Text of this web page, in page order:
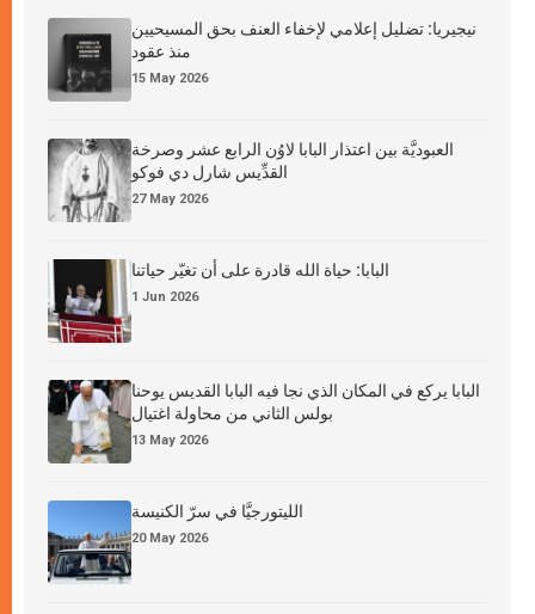
نيجيريا: تضليل إعلامي لإخفاء العنف بحق المسيحيين
منذ عقود
15 May 2026
العبوديَّة بين اعتذار البابا لاوُن الرابع عشر وصرخة
القدِّيس شارل دي فوكو
27 May 2026
البابا: حياة الله قادرة على أن تغيّر حياتنا
1 Jun 2026
البابا يركع في المكان الذي نجا فيه البابا القديس يوحنا
بولس الثاني من محاولة اغتيال
13 May 2026
الليتورجيَّا في سرّ الكنيسة
20 May 2026